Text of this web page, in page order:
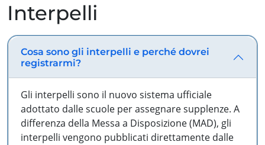
Interpelli
Cosa sono gli interpelli e perché dovrei
registrarmi?
Gli interpelli sono il nuovo sistema ufficiale
adottato dalle scuole per assegnare supplenze. A
differenza della Messa a Disposizione (MAD), gli
interpelli vengono pubblicati direttamente dalle